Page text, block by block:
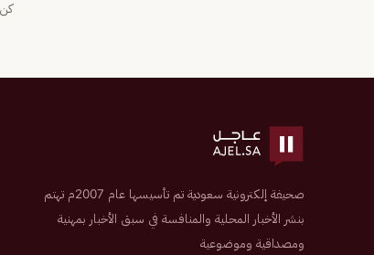
صحيفة إلكترونية سعودية تم تأسيسها عام 2007م تهتم
بنشر الأخبار المحلية والمنافسة في سبق الأخبار بمهنية
ومصداقية وموضوعية